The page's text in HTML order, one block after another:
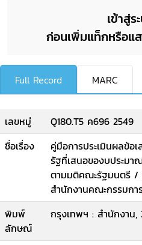
เข้าสู่ร
ก่อนเพิ่มแท็กหรือแ
Full Record MARC
เลขหมู่
Q180.T5 ค696 2549
ชื่อเรื่อง
คู่มือการประเมินผลข้อ
รัฐที่เสนอของบประมา
ตามมติคณะรัฐมนตรี /
สำนักงานคณะกรรมกา
พิมพ์
ลักษณ์
กรุงเทพฯ : สำนักงาน,